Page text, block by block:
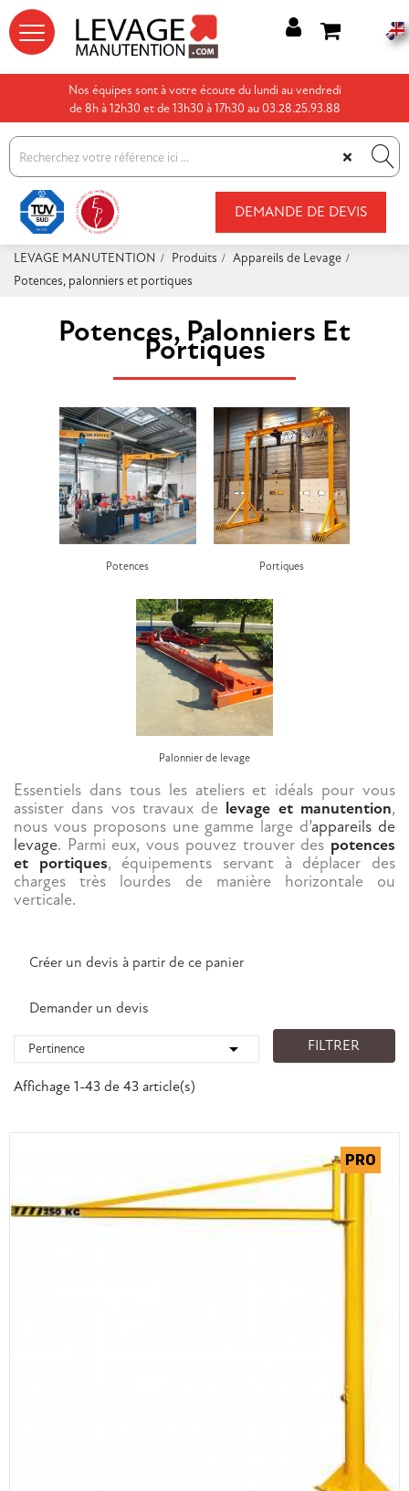
Nos équipes sont à votre écoute du lundi au vendredi
de 8h à 12h30 et de 13h30 à 17h30 au 03.28.25.93.88
×
DEMANDE DE DEVIS
LEVAGE MANUTENTION Produits
Appareils de Levage
Potences, palonniers et portiques
Potences, Palonniers Et
Portiques
Potences Portiques
Palonnier de levage
Essentiels dans tous les ateliers et idéals pour vous
assister dans vos travaux de levage et manutention,
nous vous proposons une gamme large d’appareils de
levage. Parmi eux, vous pouvez trouver des potences
et portiques, équipements servant à déplacer des
charges très lourdes de manière horizontale ou
verticale.
Créer un devis à partir de ce panier
Demander un devis
Pertinence  FILTRER
Affichage 1-43 de 43 article(s)